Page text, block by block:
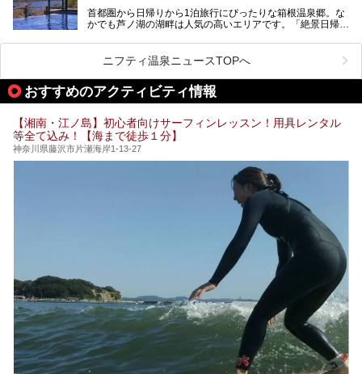
業」「駅近」など、目的別に厳選して紹介します。
今の気分にぴったりの施設を見つけて、最高のリフレッシュ
昭和の日本を代表する建築家の一人、村野藤吾が芦ノ湖の畔
に建てた桃源郷のようなホテルがここ。自家源泉の温泉や、
提供元：株式会社西武・プリンスホテルズワールドワイド
【PR】
この記事はザ・プリンス 箱根芦ノ湖のPR記事です。
首都圏から日帰りから1泊旅行にぴったりな箱根温泉郷。な
かでも芦ノ湖の湖畔は人気の高いエリアです。「絶景日帰り
が楽しめるまさに眺望自慢の日帰り温泉。
そしてここは全24室の「箱根 芦ノ湖畔蛸川温泉 龍宮殿」と
して宿泊もできます。宿泊者は「龍宮殿本館」の営業時間に
加えて、朝6時からの宿泊者専用時間帯にも「龍宮殿本館」
のお風呂が利用できます。
今回は日帰り温泉としての「絶景日帰り温泉 龍宮殿本館
（以下、龍宮殿本館）」と、旅館としての「箱根 芦ノ湖畔
蛸川温泉 龍宮殿（以下、龍宮殿）」の両方の魅力をたっぷ
りお伝えします！
ここは箱根神社、九頭龍神社、白龍神社、箱根元宮と箱根の
4つの神社に囲まれたパワースポットです。
提供元：株式会社西武・プリンスホテルズワールドワイド
この記事は箱根 芦ノ湖畔蛸川温泉 龍宮殿のPR記事です。
ニフティ温泉ニュースTOPへ
おすすめのアクティビティ情報
【湘南・江ノ島】初心者向けサーフィンレッスン！用具レンタル
等全て込み！【海まで徒歩１分】
神奈川県藤沢市片瀬海岸1-13-27